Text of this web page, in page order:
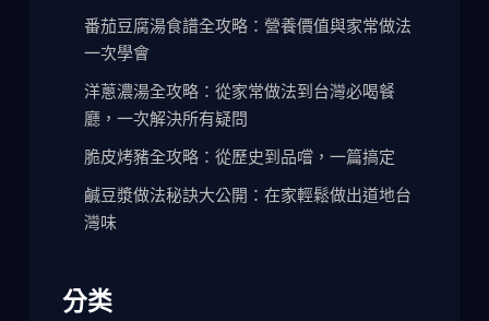
番茄豆腐湯食譜全攻略：營養價值與家常做法
一次學會
洋蔥濃湯全攻略：從家常做法到台灣必喝餐
廳，一次解決所有疑問
脆皮烤豬全攻略：從歷史到品嚐，一篇搞定
鹹豆漿做法秘訣大公開：在家輕鬆做出道地台
灣味
分类